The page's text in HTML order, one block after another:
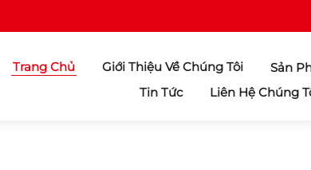
Trang Chủ Giới Thiệu Về Chúng Tôi Sản
Tin Tức
Liên Hệ Chúng